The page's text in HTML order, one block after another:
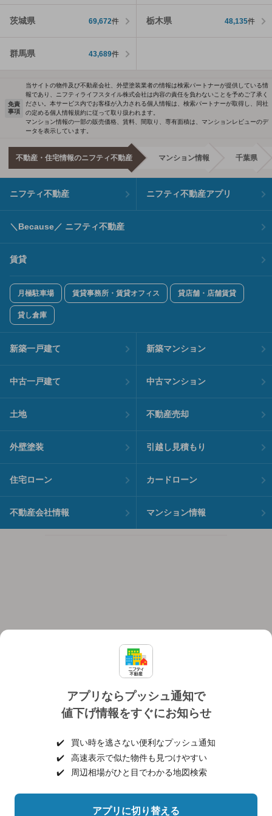
茨城県 69,672件 栃木県 48,135件
群馬県 43,689件
アプリならプッシュ通知で
値下げ情報をすぐにお知らせ
✔️
買い時を逃さない便利なプッシュ通知
✔️
高速表示で似た物件も見つけやすい
✔️
周辺相場がひと目でわかる地図検索
アプリに切り替える
免責
事項
当サイトの物件及び不動産会社、外壁塗装業者の情報は検索パートナーが提供している情
報であり、ニフティライフスタイル株式会社は内容の責任を負わないことを予めご了承く
ださい。本サービス内でお客様が入力される個人情報は、検索パートナーが取得し、同社
の定める個人情報規約に従って取り扱われます。
マンション情報の一部の販売価格、賃料、間取り、専有面積は、マンションレビューのデ
ータを表示しています。
不動産・住宅情報のニフティ不動産 マンション情報 千葉県
ニフティ不動産 ニフティ不動産アプリ
＼Because／ ニフティ不動産
賃貸
月極駐車場 賃貸事務所・賃貸オフィス 貸店舗・店舗賃貸
貸し倉庫
新築一戸建て 新築マンション
中古一戸建て 中古マンション
土地 不動産売却
外壁塗装 引越し見積もり
住宅ローン カードローン
不動産会社情報 マンション情報
個人情報保護ポリシー 利用規約
ヘルプ・お問い合わせ 採用情報